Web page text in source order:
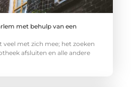
met behulp van een
veel met zich mee; het zoeken
afsluiten en alle andere